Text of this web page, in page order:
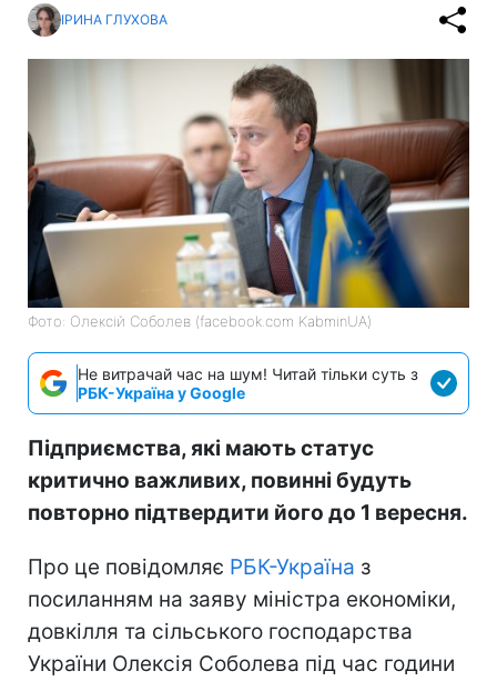
ІРИНА ГЛУХОВА
Фото: Олексій Соболев (facebook.com KabminUA)
Не витрачай час на шум! Читай тільки суть з
РБК-Україна у Google
Підприємства, які мають статус
критично важливих, повинні будуть
повторно підтвердити його до 1 вересня.
Про це повідомляє РБК-Україна з
посиланням на заяву міністра економіки,
довкілля та сільського господарства
України Олексія Соболева під час години